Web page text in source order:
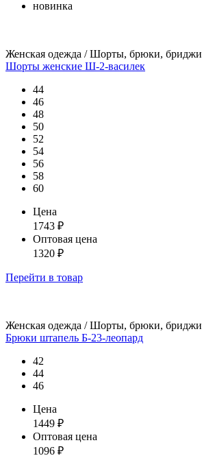
новинка
Женская одежда / Шорты, брюки, бриджи
Шорты женские Ш-2-василек
44
46
48
50
52
54
56
58
60
Цена
1743 ₽
Оптовая цена
1320 ₽
Перейти в товар
Женская одежда / Шорты, брюки, бриджи
Брюки штапель Б-23-леопард
42
44
46
Цена
1449 ₽
Оптовая цена
1096 ₽